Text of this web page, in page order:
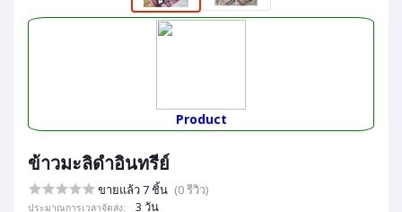
Product
ข้าวมะลิดำอินทรีย์
ขายแล้ว 7 ชิ้น (0 รีวิว)
ประมาณการเวลาจัดส่ง: 3 วัน